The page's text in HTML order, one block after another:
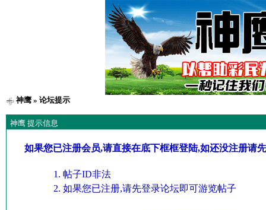
神鹰» 论坛提示
神鹰 提示信息
如果您已注册会员,请直接在底下框框登陆,如还没注册请
帖子ID非法
如果您已注册,请先登录论坛即可游览帖子